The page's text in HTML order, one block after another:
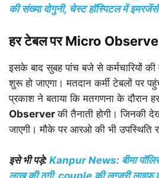
की संख्या दोगुनी, चेस्ट हॉस्पिटल में
हर टेबल पर Micro Observer
इसके बाद सुबह पांच बजे से कर्मचारियों
शुरू हो जाएगा। मतदान कर्मी टेबलों पर
प्रकाश ने बताया कि मतगणना के दौरान
Observerकी तैनाती होगी। जिनकी
जाएगी। मौके पर आरओ की भी उपस्थिति
इसे भी पड़े: Kanpur News: बीमा
लाख की ठगी, couple की लग्जरी लाइफ